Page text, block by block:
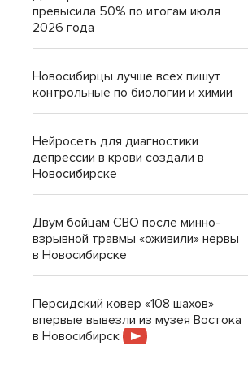
превысила 50% по итогам июля
2026 года
Новосибирцы лучше всех пишут
контрольные по биологии и химии
Нейросеть для диагностики
депрессии в крови создали в
Новосибирске
Двум бойцам СВО после минно-
взрывной травмы «оживили» нервы
в Новосибирске
Персидский ковер «108 шахов»
впервые вывезли из музея Востока
в Новосибирск